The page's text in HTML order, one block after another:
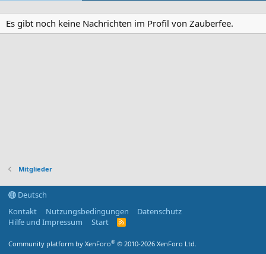
Es gibt noch keine Nachrichten im Profil von Zauberfee.
Mitglieder
Deutsch
Kontakt
Nutzungsbedingungen
Datenschutz
Hilfe und Impressum
Start
R
Community platform by XenForo® © 2010-2026 XenForo Ltd.